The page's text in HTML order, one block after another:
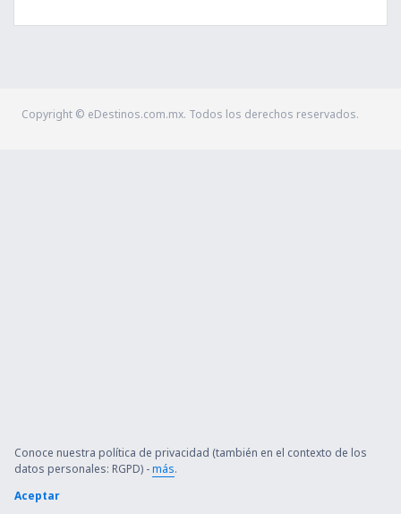
Copyright © eDestinos.com.mx. Todos los derechos reservados.
Conoce nuestra política de privacidad (también en el contexto de los
datos personales: RGPD) -más.
Aceptar